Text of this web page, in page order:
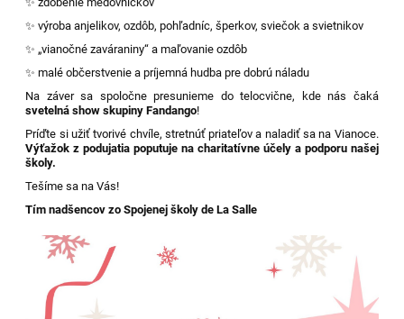
✨ výroba anjelikov, ozdôb, pohľadníc, šperkov, sviečok a svietnikov
✨ „vianočné zaváraniny“ a maľovanie ozdôb
✨ malé občerstvenie a príjemná hudba pre dobrú náladu
Na záver sa spoločne presunieme do telocvične, kde nás čaká
svetelná show skupiny Fandango!
Príďte si užiť tvorivé chvíle, stretnúť priateľov a naladiť sa na Vianoce.
Výťažok z podujatia poputuje na charitatívne účely a podporu našej
školy.
Tešíme sa na Vás!
Tím nadšencov zo Spojenej školy de La Salle